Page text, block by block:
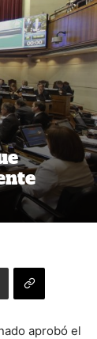
aprobó el